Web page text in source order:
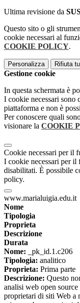
Ultima revisione da
Questo sito o gli
cookie necessari al
COOKIE POLICY.
Personalizza Rifiuta
Gestione cookie
In questa schermata è
I cookie necessari sono
piattaforma e non è
Per conoscere quali
visionare la COOKIE
Cookie necessari per il
I cookie necessari per il
disabilitati. È possibile
policy.
www.marialuigia.edu.it
Nome
Tipologia
Proprieta
Descrizione
Durata
Nome: _pk_id.1.c206
Tipologia: analitico
Proprieta: Prima parte
Descrizione: Questo
analisi web open
proprietari di siti Web a